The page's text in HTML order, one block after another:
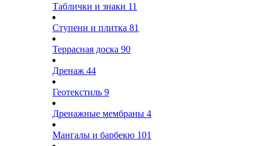
Таблички и знаки 11
Ступени и плитка 81
Террасная доска 90
Дренаж 44
Геотекстиль 9
Дренажные мембраны 4
Мангалы и барбекю 101